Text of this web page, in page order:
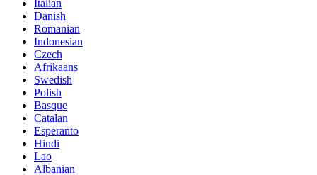
Italian
Danish
Romanian
Indonesian
Czech
Afrikaans
Swedish
Polish
Basque
Catalan
Esperanto
Hindi
Lao
Albanian